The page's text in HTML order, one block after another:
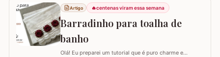
Artigo 🔥centenas viram essa semana
Barradinho para toalha de
banho
Olá! Eu preparei um tutorial que é puro charme e